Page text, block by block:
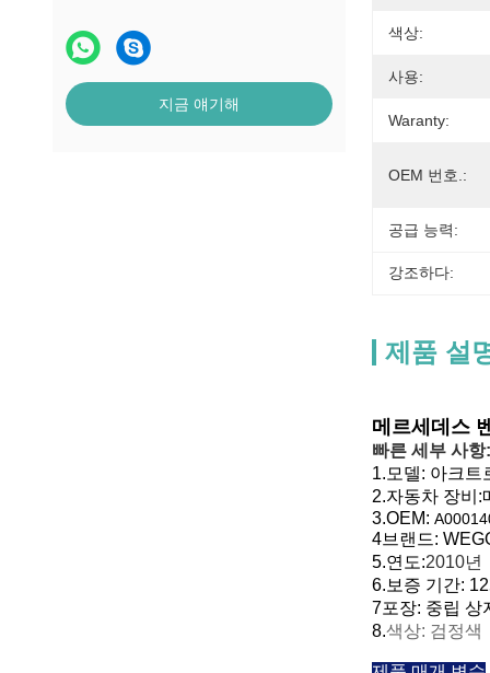
지금 얘기해
색상:
사용:
Waranty:
OEM 번호.:
공급 능력:
강조하다:
제품 설